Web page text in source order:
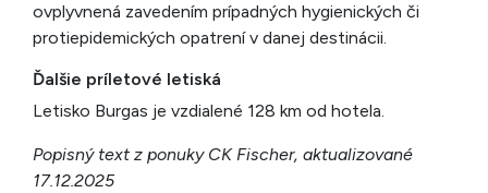
ovplyvnená zavedením prípadných hygienických či
protiepidemických opatrení v danej destinácii.
Ďalšie príletové letiská
Letisko Burgas je vzdialené 128 km od hotela.
Popisný text z ponuky CK Fischer, aktualizované
17.12.2025